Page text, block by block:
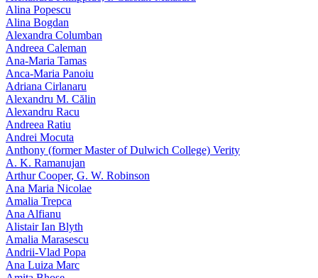
Alina Popescu
Alina Bogdan
Alexandra Columban
Andreea Caleman
Ana-Maria Tamas
Anca-Maria Panoiu
Adriana Cirlanaru
Alexandru M. Călin
Alexandru Racu
Andreea Ratiu
Andrei Mocuta
Anthony (former Master of Dulwich College) Verity
A. K. Ramanujan
Arthur Cooper, G. W. Robinson
Ana Maria Nicolae
Amalia Trepca
Ana Alfianu
Alistair Ian Blyth
Amalia Marasescu
Andrii-Vlad Popa
Ana Luiza Marc